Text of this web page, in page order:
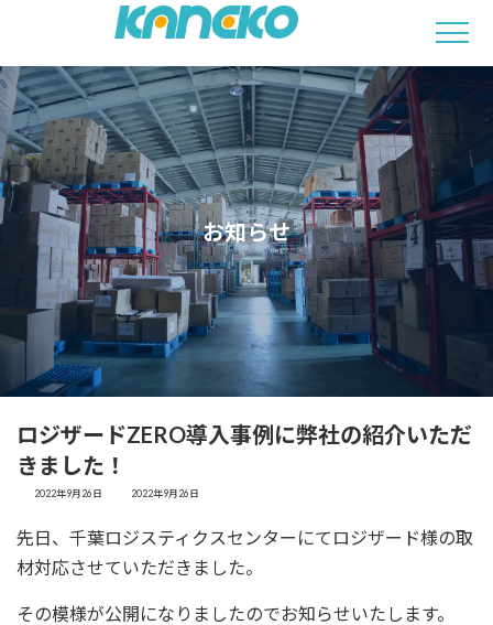
テ
ン
ツ
へ
ス
キ
ッ
ゲ
ー
シ
ョ
ン
に
移
お知らせ
ロジザードZERO導入事例に弊社の紹介いただ
きました！
2022年9月26日
最
新
時
:
2022年9月26日
先日、千葉ロジスティクスセンターにてロジザード様の取
材対応させていただきました。
その模様が公開になりましたのでお知らせいたします。